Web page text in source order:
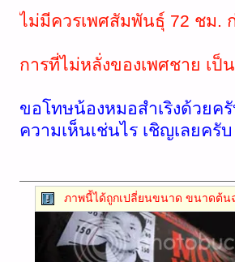
ไม่มีควรเพศสัมพันธุ์ 72 ชม.
การที่ไม่หลั่งของเพศชาย เป็
ขอโทษน้องหมอสำเริงด้วยค
ความเห็นเช่นไร เชิญเลยครับ
ภาพนี้ได้ถูกเปลี่ยนขนาด ขนาดต้น